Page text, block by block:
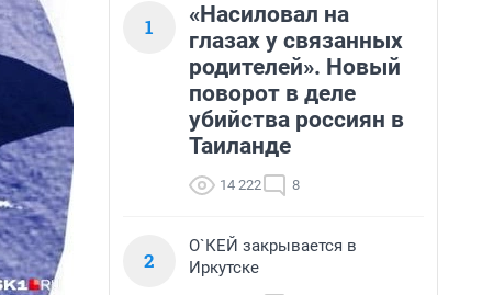
1
«Насиловал на
глазах у связанных
родителей». Новый
поворот в деле
убийства россиян в
Таиланде
14 222 8
2
О`КЕЙ закрывается в
Иркутске